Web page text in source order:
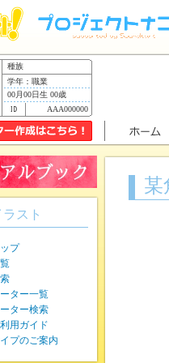
種族
学年：職業
00月00日生 00歳
AAA000000
某
ラスト
プ
ター一覧
ター検索
用ガイド
プのご案内